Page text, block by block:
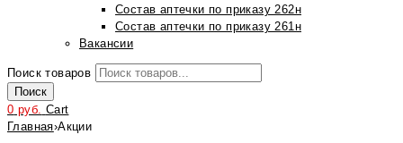
Состав аптечки по приказу 262н
Состав аптечки по приказу 261н
Вакансии
Поиск товаров
Поиск
0 руб. Cart
Главная›Акции